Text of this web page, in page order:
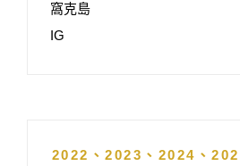
窩克島
IG
2022、2023、2024、